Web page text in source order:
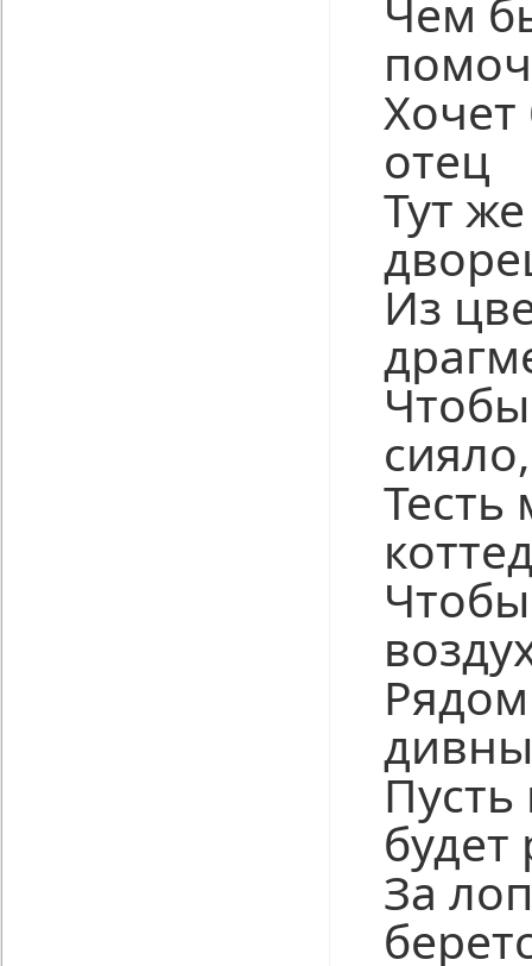
Чем
отец
Тут
Из
сияло,
Тесть
Пусть
будет
За